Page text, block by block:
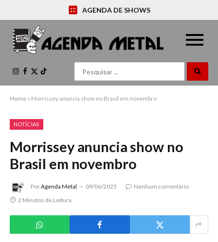
AGENDA DE SHOWS
Instagram
Facebook
X
(Twitter)
TikTok
Home » Morrissey anuncia show no Brasil em novembro
NOTÍCIAS
Morrissey anuncia show no
Brasil em novembro
PorAgenda Metal 09/06/2025
Nenhum comentário
2 Minutos de Leitura